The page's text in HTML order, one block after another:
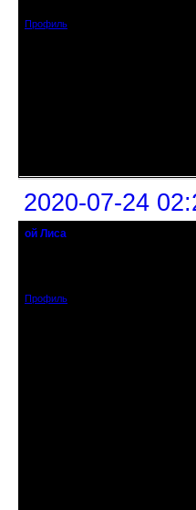
Профиль
2020-07-24
ой Лиса
Профиль